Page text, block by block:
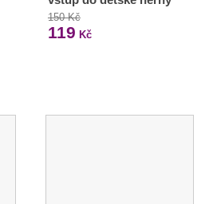
150 Kč
119 Kč